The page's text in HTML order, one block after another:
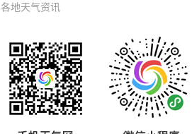
各地天气资讯